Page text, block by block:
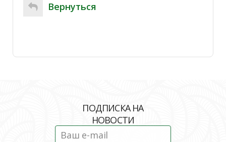
Вернуться
ПОДПИСКА НА
НОВОСТИ